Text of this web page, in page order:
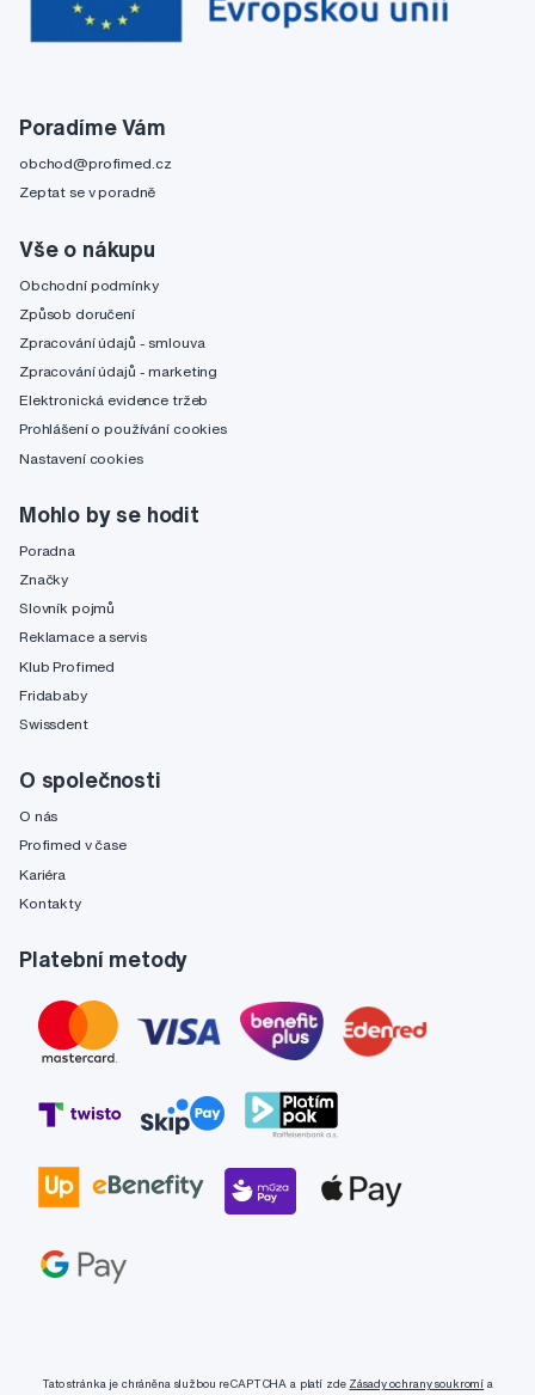
Poradíme Vám
obchod@profimed.cz
Zeptat se v poradně
Vše o nákupu
Obchodní podmínky
Způsob doručení
Zpracování údajů - smlouva
Zpracování údajů - marketing
Elektronická evidence tržeb
Prohlášení o používání cookies
Nastavení cookies
Mohlo by se hodit
Poradna
Značky
Slovník pojmů
Reklamace a servis
Klub Profimed
Fridababy
Swissdent
O společnosti
O nás
Profimed v čase
Kariéra
Kontakty
Platební metody
Tato stránka je chráněna službou reCAPTCHA a platí zde Zásady ochrany soukromí a